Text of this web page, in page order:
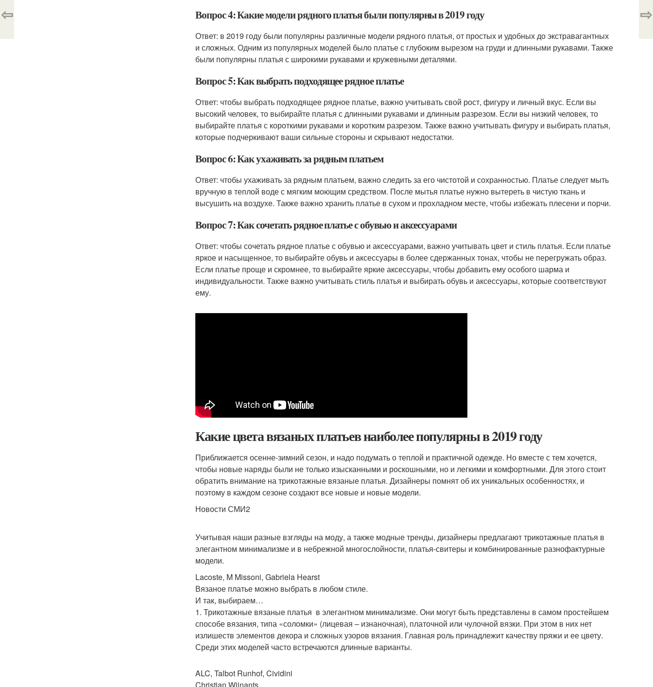
Вопрос 4: Какие модели рядного платья были популярны в 2019 году
Ответ: в 2019 году были популярны различные модели рядного платья, от простых и удобных до экстравагантных
и сложных. Одним из популярных моделей было платье с глубоким вырезом на груди и длинными рукавами. Также
были популярны платья с широкими рукавами и кружевными деталями.
Вопрос 5: Как выбрать подходящее рядное платье
Ответ: чтобы выбрать подходящее рядное платье, важно учитывать свой рост, фигуру и личный вкус. Если вы
высокий человек, то выбирайте платья с длинными рукавами и длинным разрезом. Если вы низкий человек, то
выбирайте платья с короткими рукавами и коротким разрезом. Также важно учитывать фигуру и выбирать платья,
которые подчеркивают ваши сильные стороны и скрывают недостатки.
Вопрос 6: Как ухаживать за рядным платьем
Ответ: чтобы ухаживать за рядным платьем, важно следить за его чистотой и сохранностью. Платье следует мыть
вручную в теплой воде с мягким моющим средством. После мытья платье нужно вытереть в чистую ткань и
высушить на воздухе. Также важно хранить платье в сухом и прохладном месте, чтобы избежать плесени и порчи.
Вопрос 7: Как сочетать рядное платье с обувью и аксессуарами
Ответ: чтобы сочетать рядное платье с обувью и аксессуарами, важно учитывать цвет и стиль платья. Если платье
яркое и насыщенное, то выбирайте обувь и аксессуары в более сдержанных тонах, чтобы не перегружать образ.
Если платье проще и скромнее, то выбирайте яркие аксессуары, чтобы добавить ему особого шарма и
индивидуальности. Также важно учитывать стиль платья и выбирать обувь и аксессуары, которые соответствуют
ему.
Какие цвета вязаных платьев наиболее популярны в 2019 году
Приближается осенне-зимний сезон, и надо подумать о теплой и практичной одежде. Но вместе с тем хочется,
чтобы новые наряды были не только изысканными и роскошными, но и легкими и комфортными. Для этого стоит
обратить внимание на трикотажные вязаные платья. Дизайнеры помнят об их уникальных особенностях, и
поэтому в каждом сезоне создают все новые и новые модели.
Новости СМИ2
Учитывая наши разные взгляды на моду, а также модные тренды, дизайнеры предлагают трикотажные платья в
элегантном минимализме и в небрежной многослойности, платья-свитеры и комбинированные разнофактурные
модели.
Lacoste, M Missoni, Gabriela Hearst
Вязаное платье можно выбрать в любом стиле.
И так, выбираем…
1. Трикотажные вязаные платья в элегантном минимализме. Они могут быть представлены в самом простейшем
способе вязания, типа «соломки» (лицевая – изнаночная), платочной или чулочной вязки. При этом в них нет
излишеств элементов декора и сложных узоров вязания. Главная роль принадлежит качеству пряжи и ее цвету.
Среди этих моделей часто встречаются длинные варианты.
ALC, Talbot Runhof, Cividini
⇦ ⇨